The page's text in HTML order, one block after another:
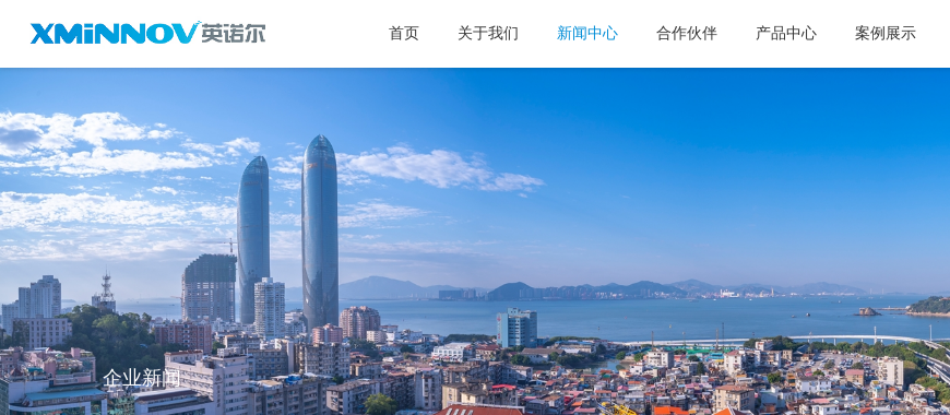
首页 关于我们 新闻中心 合作伙伴 产品中心 案例展示
企业新闻